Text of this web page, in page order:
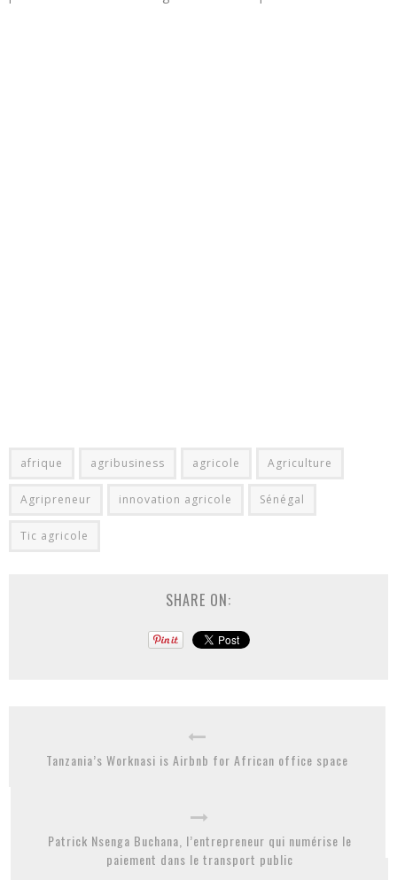
afrique agribusiness agricole Agriculture
Agripreneur innovation agricole Sénégal
Tic agricole
SHARE ON:
Tanzania’s Worknasi is Airbnb for African office space
Patrick Nsenga Buchana, l’entrepreneur qui numérise le
paiement dans le transport public